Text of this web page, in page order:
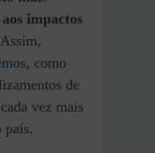
impactos
Assim,
, como
de
vez mais
país.